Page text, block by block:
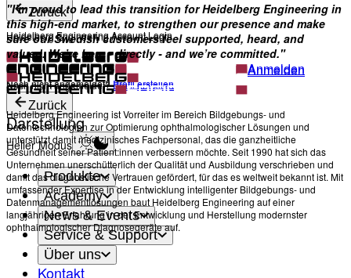
Heidelberg Engineering Account Login
Anmelden
Noch nicht angemeldet?Profil erstellen
Zurück
Heidelberg Engineering Account Login
Anmelden
Noch nicht angemeldet?Profil erstellen
Zurück
Darstellung
Heller Modus
Produkte
Academy
News & Events
Service & Support
Über uns
Kontakt
"I’m proud to lead this transition for Heidelberg Engineering in
this high-end market, to strengthen our presence and make
sure our Swedish customers feel supported, heard, and
valued. We’re here - directly - and we’re committed."
Heidelberg Engineering ist Vorreiter im Bereich Bildgebungs- und
Datentechnologien zur Optimierung ophthalmologischer Lösungen und
unterstützt damit medizinisches Fachpersonal, das die ganzheitliche
Gesundheit seiner Patient:innen verbessern möchte. Seit 1990 hat sich das
Unternehmen unerschütterlich der Qualität und Ausbildung verschrieben und
damit das diagnostische Vertrauen gefördert, für das es weltweit bekannt ist. Mit
umfassender Expertise in der Entwicklung intelligenter Bildgebungs- und
Datenmanagementlösungen baut Heidelberg Engineering auf einer
langjährigen Erfahrung in der Entwicklung und Herstellung modernster
ophthalmologischer Diagnosegeräte auf.